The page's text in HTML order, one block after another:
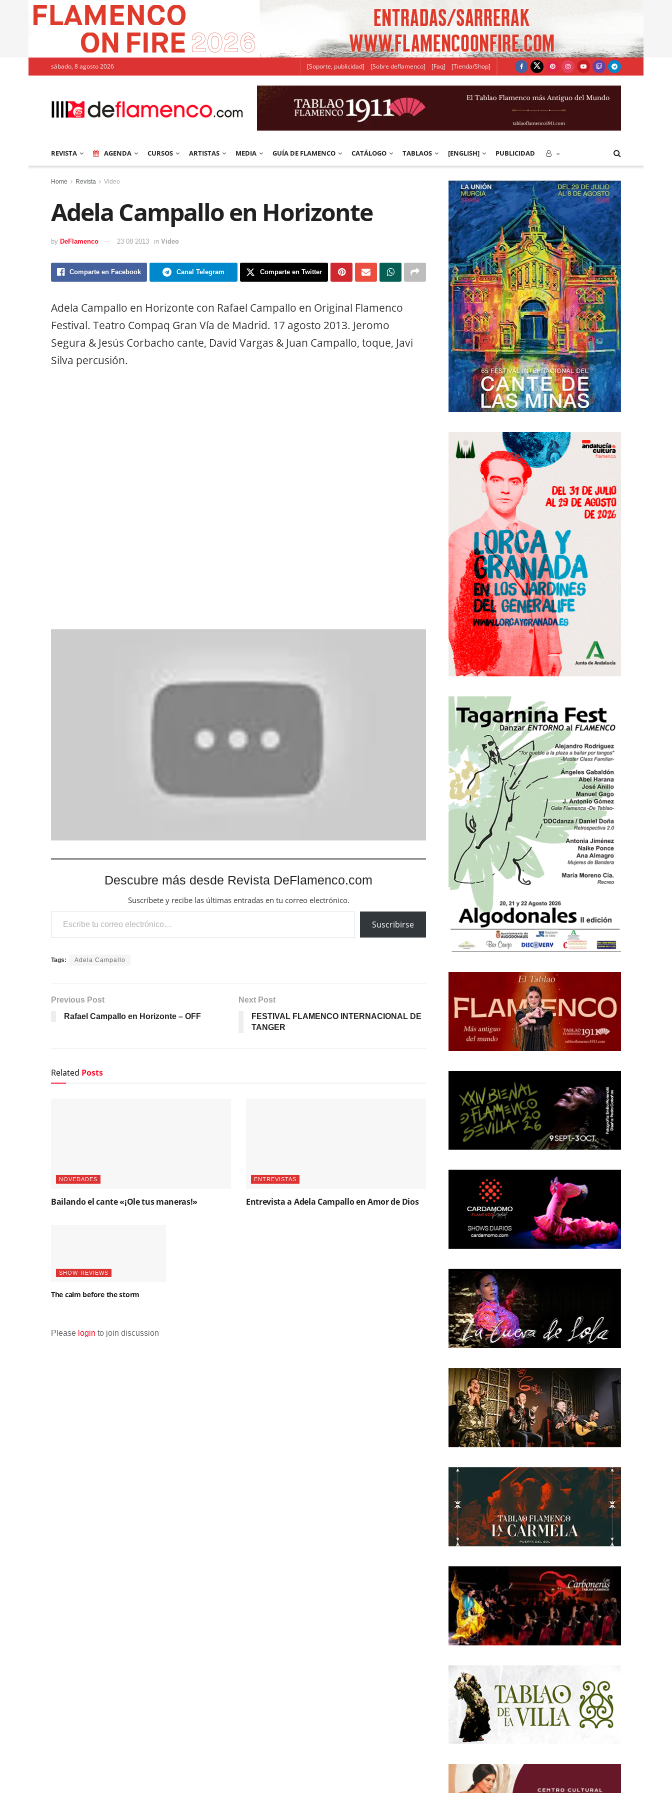
sábado, 8 agosto 2026 [Soporte, publicidad] [Sobre deflamenco] [Faq] [Tienda/Shop]
REVISTA AGENDA CURSOS ARTISTAS MEDIA GUÍA DE FLAMENCO CATÁLOGO TABLAOS [ENGLISH] PUBLICIDAD –
Home Revista Video
Adela Campallo en Horizonte
by DeFlamenco 23 08 2013 in Video
Comparte en Facebook Canal Telegram Comparte en Twitter
Adela Campallo en Horizonte con Rafael Campallo en Original Flamenco
Festival. Teatro Compaq Gran Vía de Madrid. 17 agosto 2013. Jeromo
Segura & Jesús Corbacho cante, David Vargas & Juan Campallo, toque, Javi
Silva percusión.
Descubre más desde Revista DeFlamenco.com
Suscríbete y recibe las últimas entradas en tu correo electrónico.
Escribe tu correo electrónico…
Suscribirse
Tags: Adela Campallo
Previous Post
Rafael Campallo en Horizonte – OFF
Next Post
FESTIVAL FLAMENCO INTERNACIONAL DE
TANGER
Related Posts
NOVEDADES
Bailando el cante «¡Ole tus maneras!»
ENTREVISTAS
Entrevista a Adela Campallo en Amor de Dios
SHOW-REVIEWS
The calm before the storm
Please login to join discussion